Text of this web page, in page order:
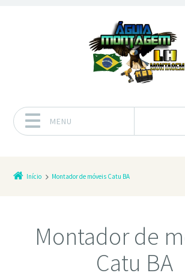
MENU
Início Montador de móveis Catu BA
Montador de
Catu BA